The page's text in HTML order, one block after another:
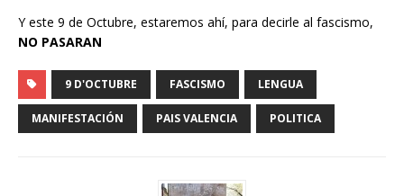
Y este 9 de Octubre, estaremos ahí, para decirle al fascismo,
NO PASARAN
9 D'OCTUBRE FASCISMO LENGUA
MANIFESTACIÓN PAIS VALENCIA POLITICA